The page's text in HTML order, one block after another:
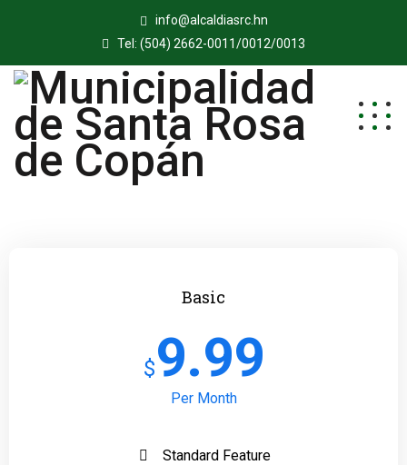
info@alcaldiasrc.hn
Tel: (504) 2662-0011/0012/0013
Basic
$9.99
Per Month
Standard Feature